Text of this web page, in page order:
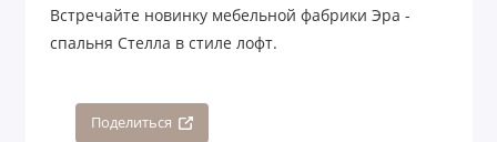
Встречайте новинку мебельной фабрики Эра -
спальня Стелла в стиле лофт.
Поделиться